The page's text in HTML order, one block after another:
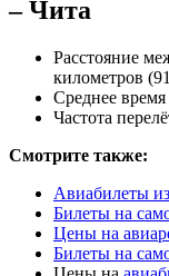
– Чита
Расстояние
километров
Среднее
Частота
Смотрите также:
Авиабилеты
Билеты на
Цены на
Билеты на